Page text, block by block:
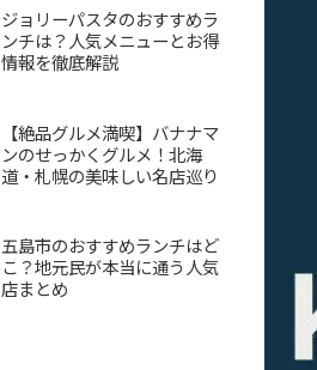
ジョリーパスタのおすすめラ
ンチは？人気メニューとお得
情報を徹底解説
【絶品グルメ満喫】バナナマ
ンのせっかくグルメ！北海
道・札幌の美味しい名店巡り
五島市のおすすめランチはど
こ？地元民が本当に通う人気
店まとめ